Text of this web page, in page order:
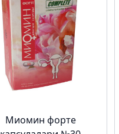
Миомин форте